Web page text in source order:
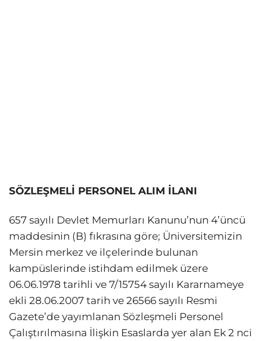
SÖZLEŞMELİ PERSONEL ALIM İLANI
657 sayılı Devlet Memurları Kanunu’nun 4’üncü
maddesinin (B) fıkrasına göre; Üniversitemizin
Mersin merkez ve ilçelerinde bulunan
kampüslerinde istihdam edilmek üzere
06.06.1978 tarihli ve 7/15754 sayılı Kararnameye
ekli 28.06.2007 tarih ve 26566 sayılı Resmi
Gazete’de yayımlanan Sözleşmeli Personel
Çalıştırılmasına İlişkin Esaslarda yer alan Ek 2 nci